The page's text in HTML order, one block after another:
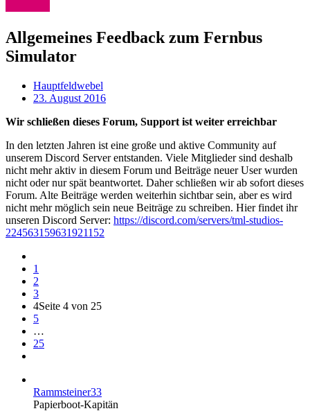
Allgemeines Feedback zum Fernbus
Simulator
Hauptfeldwebel
23. August 2016
Wir schließen dieses Forum, Support ist weiter erreichbar
In den letzten Jahren ist eine große und aktive Community auf
unserem Discord Server entstanden. Viele Mitglieder sind deshalb
nicht mehr aktiv in diesem Forum und Beiträge neuer User wurden
nicht oder nur spät beantwortet. Daher schließen wir ab sofort dieses
Forum. Alte Beiträge werden weiterhin sichtbar sein, aber es wird
nicht mehr möglich sein neue Beiträge zu schreiben. Hier findet ihr
unseren Discord Server: https://discord.com/servers/tml-studios-
224563159631921152
1
2
3
4Seite 4 von 25
5
…
25
Rammsteiner33
Papierboot-Kapitän